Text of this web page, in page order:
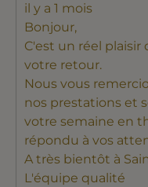
il y a 1 mois
Bonjour,
C'est un réel plaisir
votre retour.
Nous vous
nos prestations et
votre semaine en
répondu à vos
A très bientôt à
L'équipe qualité